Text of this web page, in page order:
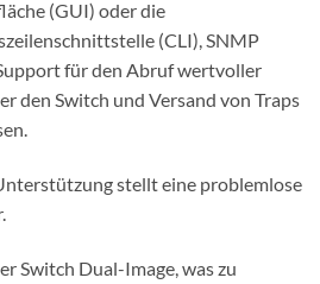
(GUI) oder die
(CLI), SNMP
für den Abruf wertvoller
den Switch und Versand von Traps
stellt eine problemlose
Switch Dual-Image, was zu